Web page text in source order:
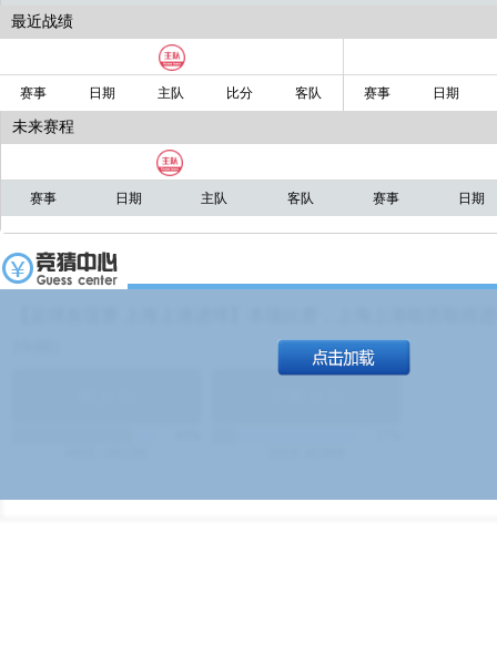
最近战绩
赛事 日期 主队 比分 客队 赛事 日期
未来赛程
赛事 日期 主队 客队 赛事 日期